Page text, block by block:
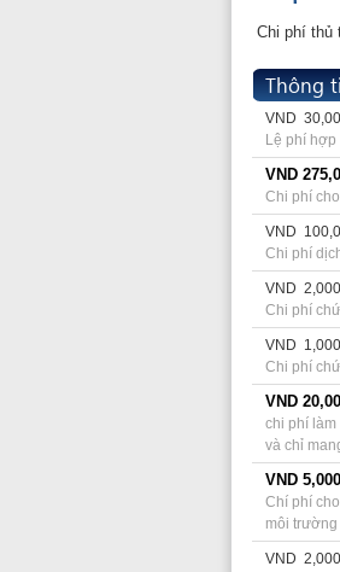
Chi phí chứng
VND1,000 cho
Chi phí chứng
200,000
300,000
Fee for
300,000
This seal making
VND 16,500
/m2/năm
VND2,000 cho
Chi phí chứng
Chi phí chứng
2,000 cho
Chi phí chứng
1,000 cho
Chi phí chứng
100,000
Lệ phí cấp chứng